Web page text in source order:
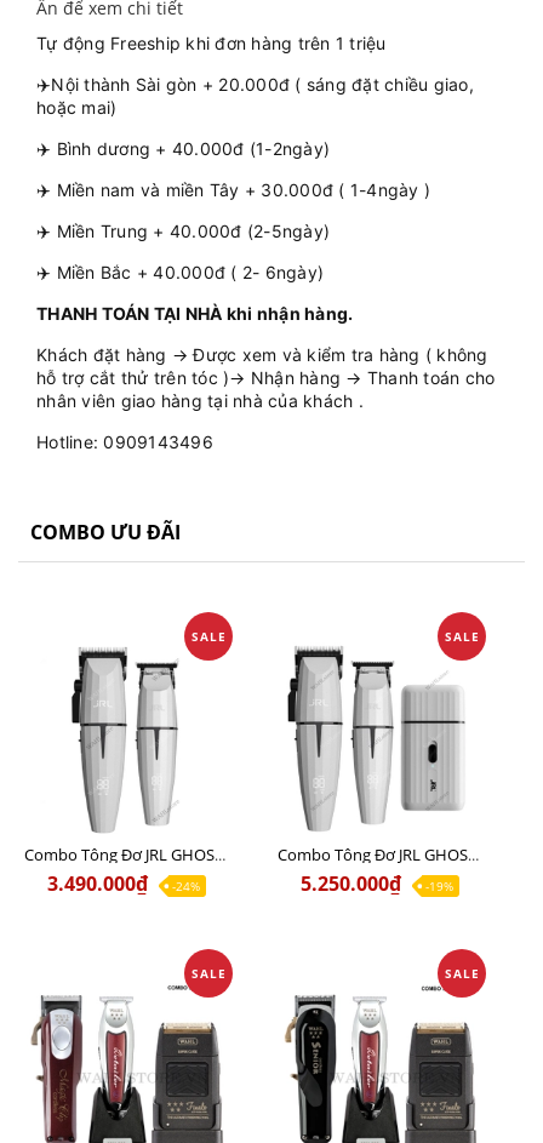
Ấn để xem chi tiết
Tự động Freeship khi đơn hàng trên 1 triệu
✈️Nội thành Sài gòn + 20.000đ ( sáng đặt chiều giao,
hoặc mai)
✈️ Bình dương + 40.000đ (1-2ngày)
✈️ Miền nam và miền Tây + 30.000đ ( 1-4ngày )
✈️ Miền Trung + 40.000đ (2-5ngày)
✈️ Miền Bắc + 40.000đ ( 2- 6ngày)
THANH TOÁN TẠI NHÀ khi nhận hàng.
Khách đặt hàng → Được xem và kiểm tra hàng ( không
hỗ trợ cắt thử trên tóc )→ Nhận hàng → Thanh toán cho
nhân viên giao hàng tại nhà của khách .
Hotline: 0909143496
COMBO ƯU ĐÃI
SALE
Combo Tông Đơ JRL GHOST 1 Limited Edition Chính Hãng USA
3.490.000₫ -24%
SALE
Combo Tông Đơ JRL GHOST 2 Limited Edition Chính Hãng USA
5.250.000₫ -19%
SALE SALE